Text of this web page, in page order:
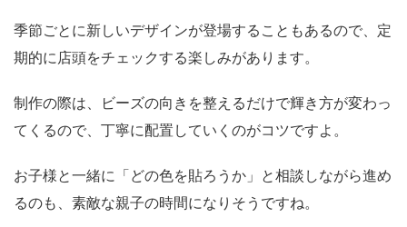
季節ごとに新しいデザインが登場することもあるので、定
期的に店頭をチェックする楽しみがあります。
制作の際は、ビーズの向きを整えるだけで輝き方が変わっ
てくるので、丁寧に配置していくのがコツですよ。
お子様と一緒に「どの色を貼ろうか」と相談しながら進め
るのも、素敵な親子の時間になりそうですね。